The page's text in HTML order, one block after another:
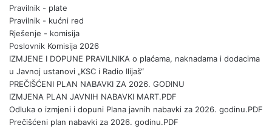
Pravilnik - plate
Pravilnik - kućni red
Rješenje - komisija
Poslovnik Komisija 2026
IZMJENE I DOPUNE PRAVILNIKA o plaćama, naknadama i dodacima
u Javnoj ustanovi „KSC i Radio Ilijaš“
PREČIŠĆENI PLAN NABAVKI ZA 2026. GODINU
IZMJENA PLAN JAVNIH NABAVKI MART.PDF
Odluka o izmjeni i dopuni Plana javnih nabavki za 2026. godinu.PDF
Prečišćeni plan nabavki za 2026. godinu.PDF